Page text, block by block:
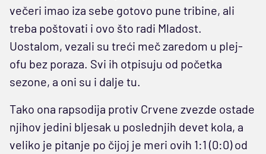
večeri imao iza sebe gotovo pune tribine, ali
treba poštovati i ovo što radi Mladost.
Uostalom, vezali su treći meč zaredom u plej-
ofu bez poraza. Svi ih otpisuju od početka
sezone, a oni su i dalje tu.
Tako ona rapsodija protiv Crvene zvezde ostade
njihov jedini bljesak u poslednjih devet kola, a
veliko je pitanje po čijoj je meri ovih 1:1 (0:0) od